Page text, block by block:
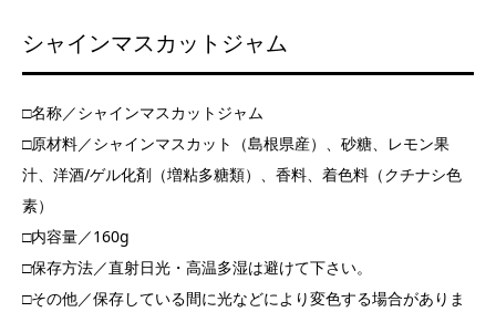
シャインマスカットジャム
□名称／シャインマスカットジャム
□原材料／シャインマスカット（島根県産）、砂糖、レモン果
汁、洋酒/ゲル化剤（増粘多糖類）、香料、着色料（クチナシ色
素）
□内容量／160g
□保存方法／直射日光・高温多湿は避けて下さい。
□その他／保存している間に光などにより変色する場合がありま